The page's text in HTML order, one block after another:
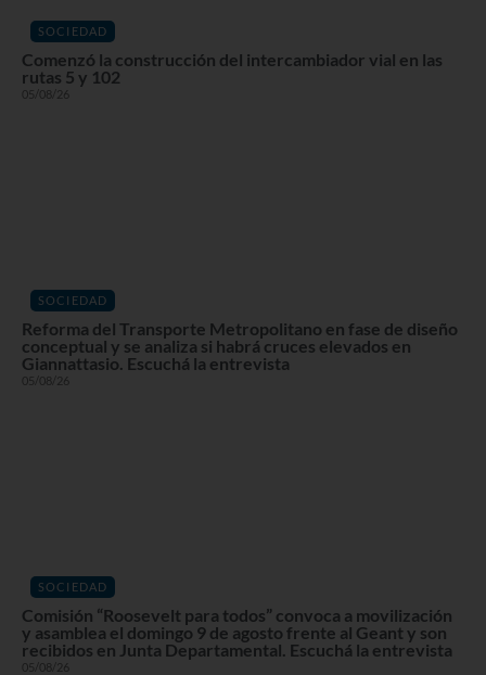
SOCIEDAD
Comenzó la construcción del intercambiador vial en las
rutas 5 y 102
05/08/26
SOCIEDAD
Reforma del Transporte Metropolitano en fase de diseño
conceptual y se analiza si habrá cruces elevados en
Giannattasio. Escuchá la entrevista
05/08/26
SOCIEDAD
Comisión “Roosevelt para todos” convoca a movilización
y asamblea el domingo 9 de agosto frente al Geant y son
recibidos en Junta Departamental. Escuchá la entrevista
05/08/26